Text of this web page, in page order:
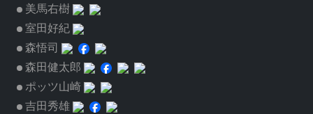
美馬右樹
室田好紀
森悟司
森田健太郎
ポッツ山崎
吉田秀雄